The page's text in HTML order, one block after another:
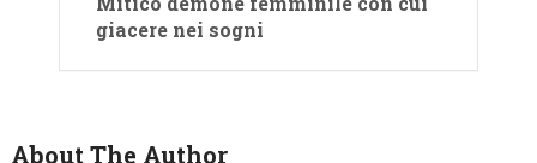
giacere nei sogni
About The Author